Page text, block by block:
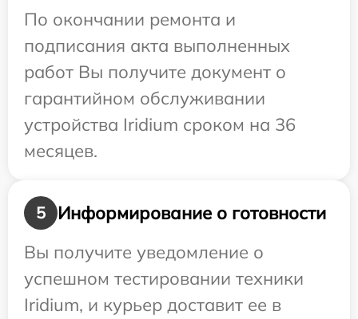
По окончании ремонта и
подписания акта выполненных
работ Вы получите документ о
гарантийном обслуживании
устройства Iridium сроком на 36
месяцев.
5
Информирование о готовности
Вы получите уведомление о
успешном тестировании техники
Iridium, и курьер доставит ее в